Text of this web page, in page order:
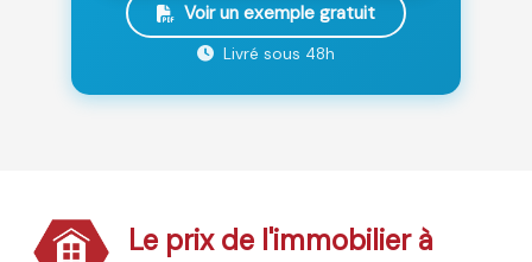
Voir un exemple gratuit
Livré sous 48h
Le prix de l'immobilier à